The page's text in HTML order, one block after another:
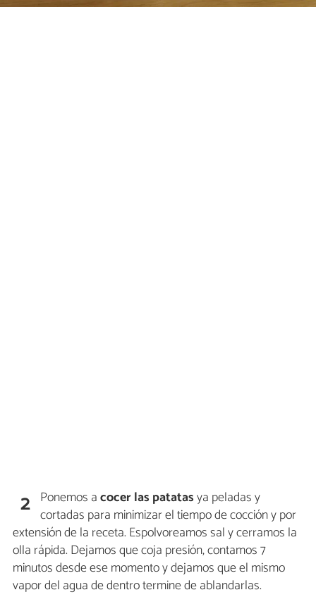
2 Ponemos acocer las patatasya peladas y
cortadas para minimizar el tiempo de cocción y por
extensión de la receta. Espolvoreamos sal y cerramos la
olla rápida. Dejamos que coja presión, contamos 7
minutos desde ese momento y dejamos que el mismo
vapor del agua de dentro termine de ablandarlas.